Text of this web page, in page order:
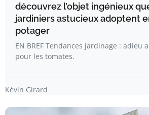
découvrez l’objet ingénieux
jardiniers astucieux adoptent
potager
EN BREF Tendances jardinage : adieu
pour les tomates.
Kévin Girard